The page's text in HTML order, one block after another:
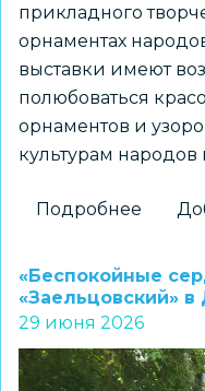
прикладного
орнаментах
выставки имеют
полюбоваться
орнаментов и
культурам
Подробнее
в
узорах
и
«Беспокойные
«Заельцовский»
29 июня 2026